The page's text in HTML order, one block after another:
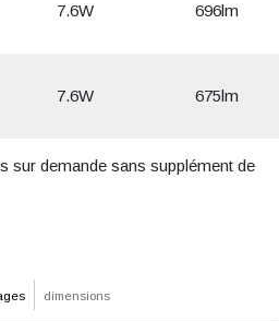
7.6W 696lm
7.6W 675lm
sur demande sans supplément de
dimensions